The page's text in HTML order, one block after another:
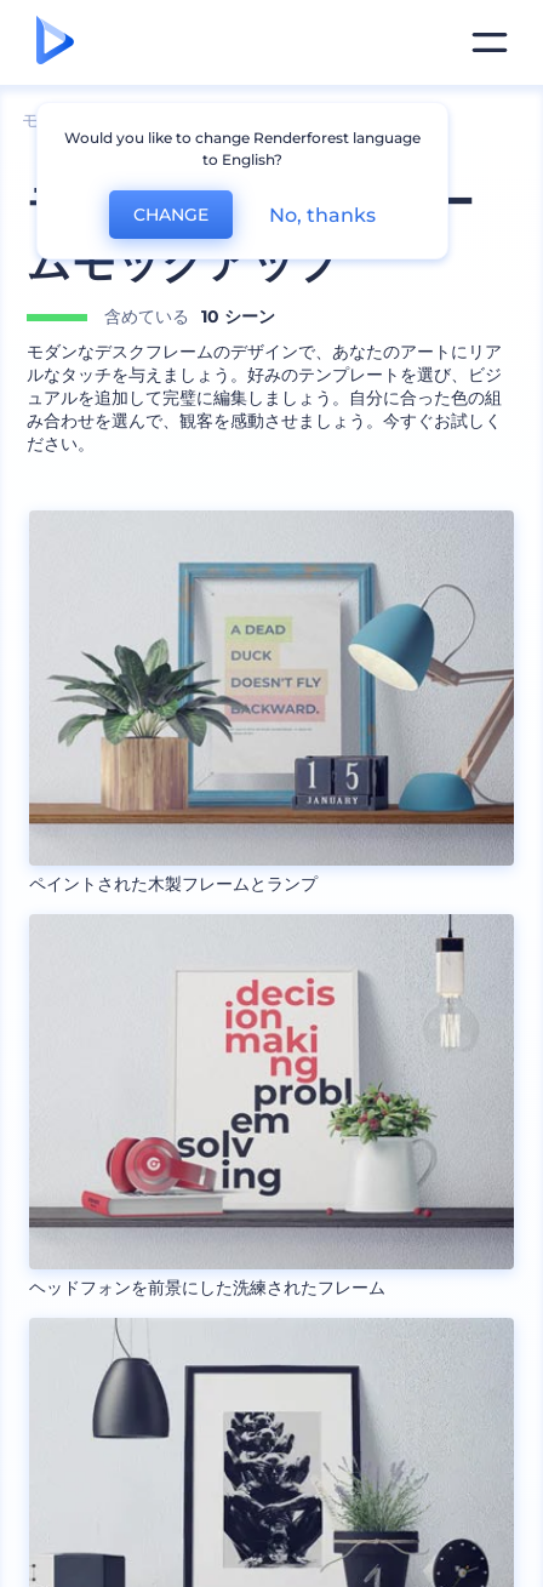
モックアップ
モダンなデスクフレー
ムモックアップ
含めている
10 シーン
モダンなデスクフレームのデザインで、あなたのアートにリア
ルなタッチを与えましょう。好みのテンプレートを選び、ビジ
ュアルを追加して完璧に編集しましょう。自分に合った色の組
み合わせを選んで、観客を感動させましょう。今すぐお試しく
ださい。
ペイントされた木製フレームとランプ
ヘッドフォンを前景にした洗練されたフレーム
Would you like to change Renderforest language
to English?
CHANGE No, thanks